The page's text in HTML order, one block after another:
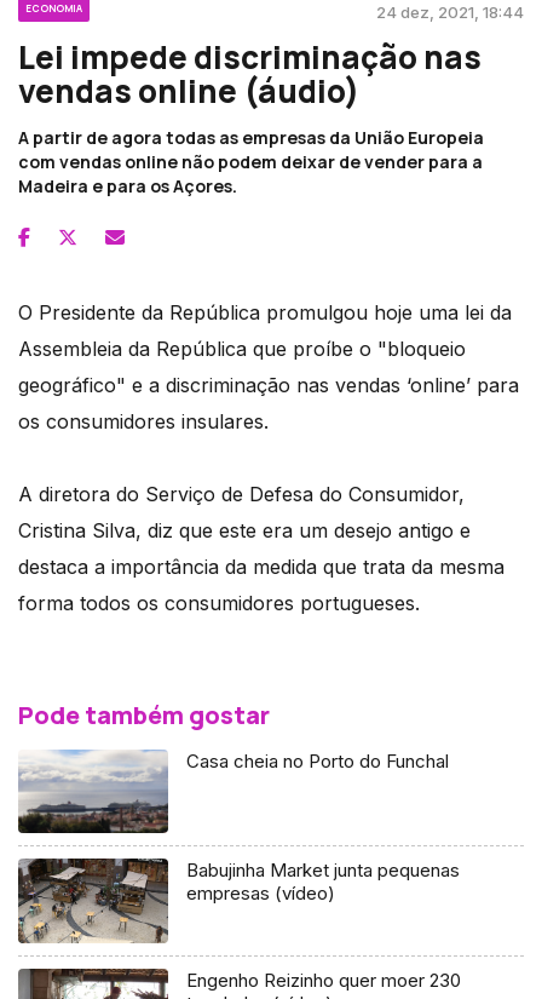
ECONOMIA 24 dez, 2021, 18:44
Lei impede discriminação nas
vendas online (áudio)
A partir de agora todas as empresas da União Europeia
com vendas online não podem deixar de vender para a
Madeira e para os Açores.
O Presidente da República promulgou hoje uma lei da
Assembleia da República que proíbe o "bloqueio
geográfico" e a discriminação nas vendas ‘online’ para
os consumidores insulares.
A diretora do Serviço de Defesa do Consumidor,
Cristina Silva, diz que este era um desejo antigo e
destaca a importância da medida que trata da mesma
forma todos os consumidores portugueses.
Pode também gostar
Casa cheia no Porto do Funchal
Babujinha Market junta pequenas
empresas (vídeo)
Engenho Reizinho quer moer 230